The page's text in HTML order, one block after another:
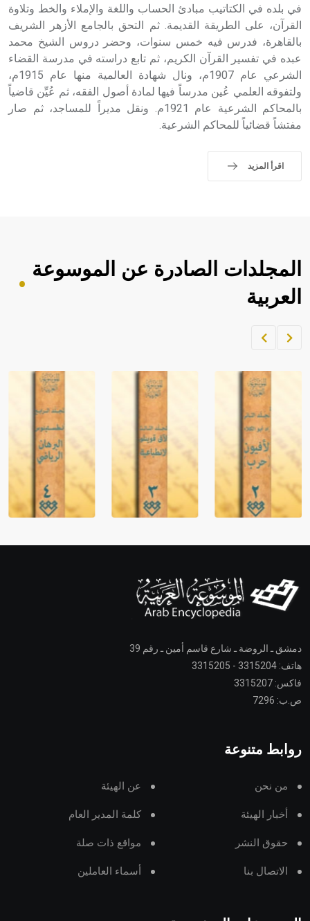
في بلده في الكتاتيب مبادئ الحساب واللغة والإملاء والخط وتلاوة
القرآن، على الطريقة القديمة. ثم التحق بالجامع الأزهر الشريف
بالقاهرة، فدرس فيه خمس سنوات، وحضر دروس الشيخ محمد
عبده في تفسير القرآن الكريم، ثم تابع دراسته في مدرسة القضاء
الشرعي عام 1907م، ونال شهادة العالمية منها عام 1915م،
ولتفوقه العلمي عُين مدرساً فيها لمادة أصول الفقه، ثم عُيِّن قاضياً
بالمحاكم الشرعية عام 1921م. ونقل مديراً للمساجد، ثم صار
مفتشاً قضائياً للمحاكم الشرعية.
اقرأ المزيد
المجلدات الصادرة عن الموسوعة
العربية
دمشق ـ الروضة ـ شارع قاسم أمين ـ رقم 39
هاتف: 3315204 - 3315205
فاكس: 3315207
ص.ب: 7296
روابط متنوعة
من نحن عن الهيئة
أخبار الهيئة كلمة المدير العام
حقوق النشر مواقع ذات صلة
الاتصال بنا أسماء العاملين